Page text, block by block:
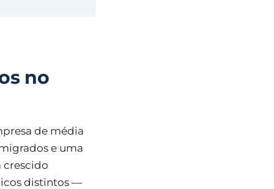
no
de média
e uma
crescido
distintos —